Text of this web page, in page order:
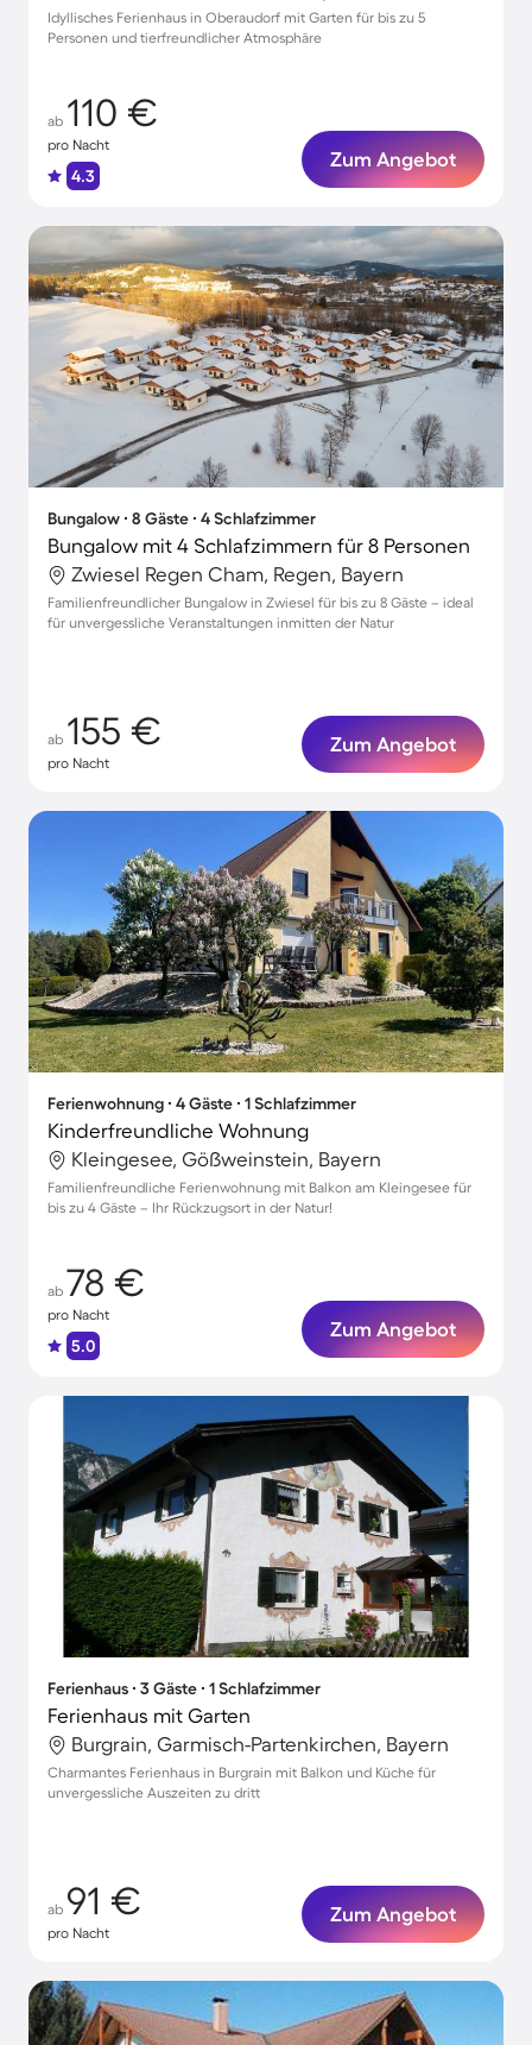
Idyllisches Ferienhaus in Oberaudorf mit Garten für bis zu 5
Personen und tierfreundlicher Atmosphäre
ab 110 €
pro Nacht
4.3
Zum Angebot
Bungalow ∙ 8 Gäste ∙ 4 Schlafzimmer
Bungalow mit 4 Schlafzimmern für 8 Personen
Zwiesel Regen Cham, Regen, Bayern
Familienfreundlicher Bungalow in Zwiesel für bis zu 8 Gäste – ideal
für unvergessliche Veranstaltungen inmitten der Natur
ab 155 €
pro Nacht
Zum Angebot
Ferienwohnung ∙ 4 Gäste ∙ 1 Schlafzimmer
Kinderfreundliche Wohnung
Kleingesee, Gößweinstein, Bayern
Familienfreundliche Ferienwohnung mit Balkon am Kleingesee für
bis zu 4 Gäste – Ihr Rückzugsort in der Natur!
ab 78 €
pro Nacht
5.0
Zum Angebot
Ferienhaus ∙ 3 Gäste ∙ 1 Schlafzimmer
Ferienhaus mit Garten
Burgrain, Garmisch-Partenkirchen, Bayern
Charmantes Ferienhaus in Burgrain mit Balkon und Küche für
unvergessliche Auszeiten zu dritt
ab 91 €
pro Nacht
Zum Angebot